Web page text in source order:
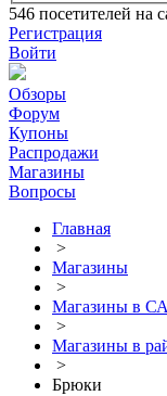
546 посетителей на
Регистрация
Войти
Обзоры
Форум
Купоны
Распродажи
Магазины
Вопросы
Главная
>
Магазины
>
Магазины в
>
Магазины в
>
Брюки